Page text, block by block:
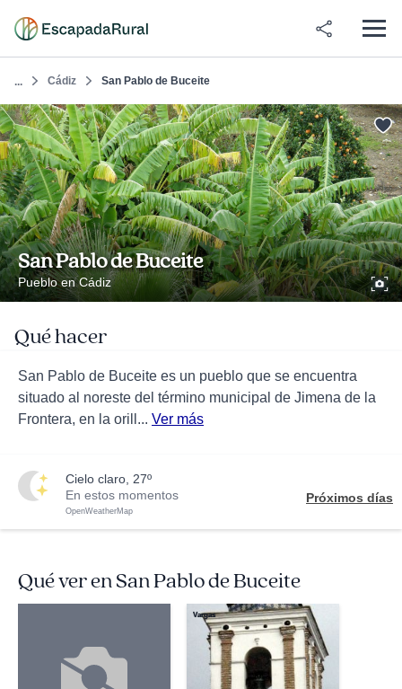
... Cádiz San Pablo de Buceite
San Pablo de Buceite
Pueblo en Cádiz
Qué hacer
San Pablo de Buceite es un pueblo que se encuentra
situado al noreste del término municipal de Jimena de la
Frontera, en la orill... Ver más
cielo claro, 27º
En estos momentos
OpenWeatherMap
Próximos días
Qué ver en San Pablo de Buceite
Vargas